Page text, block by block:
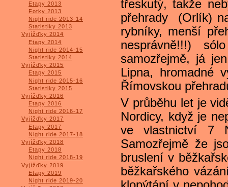
Etapy 2013
Fotky 2013
Night ride 2013-14
Statistiky 2013
Vyjížďky 2014
Etapy 2014
Night ride 2014-15
Statistiky 2014
Vyjížďky 2015
Etapy 2015
Night ride 2015-16
Statistiky 2015
Vyjížďky 2016
Etapy 2016
Night ride 2016-17
Vyjížďky 2017
Etapy 2017
Night ride 2017-18
Vyjížďky 2018
Etapy 2018
Night ride 2018-19
Vyjížďky 2019
Etapy 2019
Night ride 2019-20
třeskutý, takže
přehrady (Orlík)
rybníky, menší
nesprávně!!!)
samozřejmě, já
Lipna, hromadné
Římovskou
V průběhu let je
Nordicy, když je
ve vlastnictví 7
Samozřejmě že
bruslení v
běžkařského